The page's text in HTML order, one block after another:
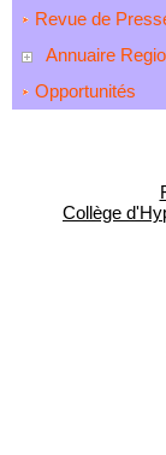
Revue de
Annuaire
Opportunités
Collège